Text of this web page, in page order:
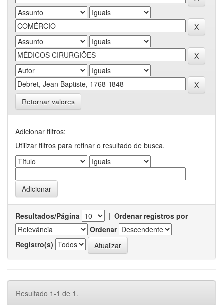
Retornar valores
Adicionar filtros:
Utilizar filtros para refinar o resultado de busca.
Resultados/Página | Ordenar registros por
Ordenar
Registro(s)
Resultado 1-1 de 1.